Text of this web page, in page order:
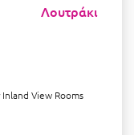
Λουτράκι
View Rooms